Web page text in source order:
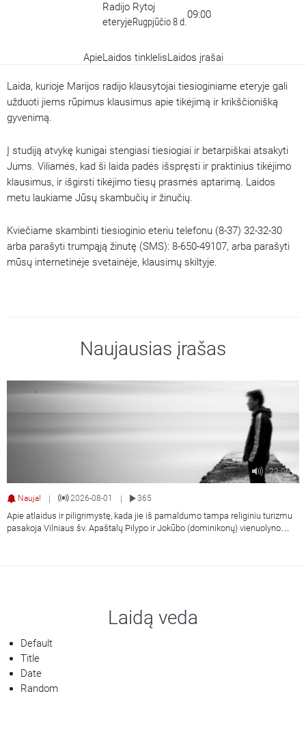
Radijo
eteryje
Rytoj
Rugpjūčio 8 d.
09:00
ApieLaidos tinklelisLaidos įrašai
Laida, kurioje Marijos radijo klausytojai tiesioginiame eteryje gali
užduoti jiems rūpimus klausimus apie tikėjimą ir krikščionišką
gyvenimą.
Į studiją atvykę kunigai stengiasi tiesiogiai ir betarpiškai atsakyti
Jums. Viliamės, kad ši laida padės išspręsti ir praktinius tikėjimo
klausimus, ir išgirsti tikėjimo tiesų prasmės aptarimą. Laidos
metu laukiame Jūsų skambučių ir žinučių.
Kviečiame skambinti tiesioginio eteriu telefonu (8-37) 32-32-30
arba parašyti trumpąją žinutę (SMS): 8-650-49107, arba parašyti
mūsų internetinėje svetainėje, klausimų skiltyje.
Naujausias įrašas
22:06
Nauja! | 2026-08-01 | 365
Apie atlaidus ir piligrimystę, kada jie iš pamaldumo tampa religiniu turizmu
pasakoja Vilniaus šv. Apaštalų Pilypo ir Jokūbo (dominikonų) vienuolyno
Laidą veda
Default
Title
Date
Random